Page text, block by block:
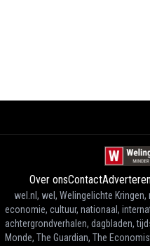
Over onsContact
wel.nl, wel, Welingelichte
economie, cultuur, nationaal,
achtergrondverhalen, dagbladen,
Monde, The Guardian, The